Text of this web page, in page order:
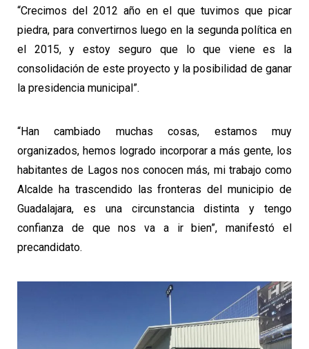
“Crecimos del 2012 año en el que tuvimos que picar
piedra, para convertirnos luego en la segunda política en
el 2015, y estoy seguro que lo que viene es la
consolidación de este proyecto y la posibilidad de ganar
la presidencia municipal”.
“Han cambiado muchas cosas, estamos muy
organizados, hemos logrado incorporar a más gente, los
habitantes de Lagos nos conocen más, mi trabajo como
Alcalde ha trascendido las fronteras del municipio de
Guadalajara, es una circunstancia distinta y tengo
confianza de que nos va a ir bien”, manifestó el
precandidato.